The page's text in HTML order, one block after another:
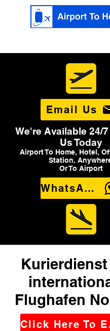
Email Us
We're Available 24/
Us Today
Airport To Home, Hotel,
Station,
Or To Airport
WhatsApp Us
Flughafen